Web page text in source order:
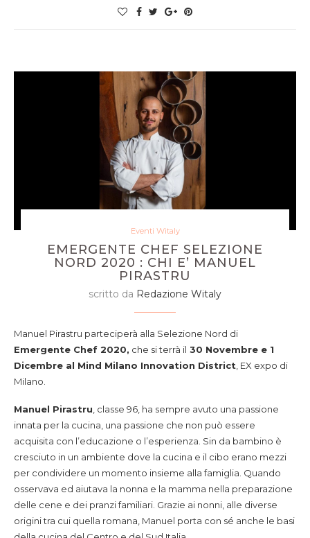
Eventi Witaly
EMERGENTE CHEF SELEZIONE
NORD 2020 : CHI E’ MANUEL
PIRASTRU
scritto da Redazione Witaly
Manuel Pirastru parteciperà alla Selezione Nord di
Emergente Chef 2020, che si terrà il 30 Novembre e 1
Dicembre al Mind Milano Innovation District , EX expo di
Milano.
Manuel Pirastru , classe 96, ha sempre avuto una passione
innata per la cucina, una passione che non può essere
acquisita con l’educazione o l’esperienza. Sin da bambino è
cresciuto in un ambiente dove la cucina e il cibo erano mezzi
per condividere un momento insieme alla famiglia. Quando
osservava ed aiutava la nonna e la mamma nella preparazione
delle cene e dei pranzi familiari. Grazie ai nonni, alle diverse
origini tra cui quella romana, Manuel porta con sé anche le basi